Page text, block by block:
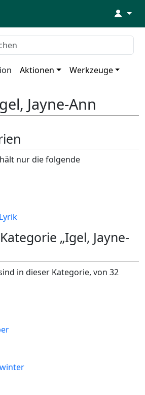
↓
Aktionen Werkzeuge
Jayne-Ann
nur die folgende
„Igel, Jayne-
in dieser Kategorie, von 32